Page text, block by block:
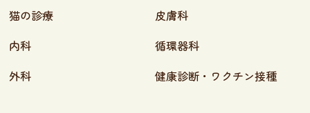
猫の診療
内科
外科
皮膚科
循環器科
健康診断・ワクチン接種